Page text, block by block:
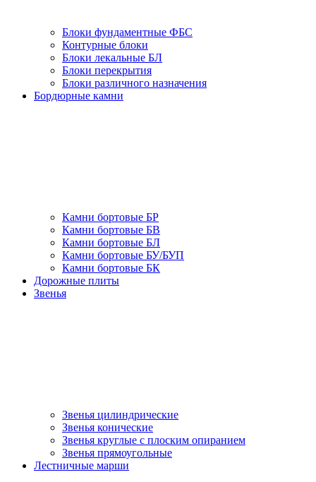
Блоки фундаментные ФБС
Контурные блоки
Блоки лекальные БЛ
Блоки перекрытия
Блоки различного назначения
Бордюрные камни
Камни бортовые БР
Камни бортовые БВ
Камни бортовые БЛ
Камни бортовые БУ/БУП
Камни бортовые БК
Дорожные плиты
Звенья
Звенья цилиндрические
Звенья конические
Звенья круглые с плоским опиранием
Звенья прямоугольные
Лестничные марши